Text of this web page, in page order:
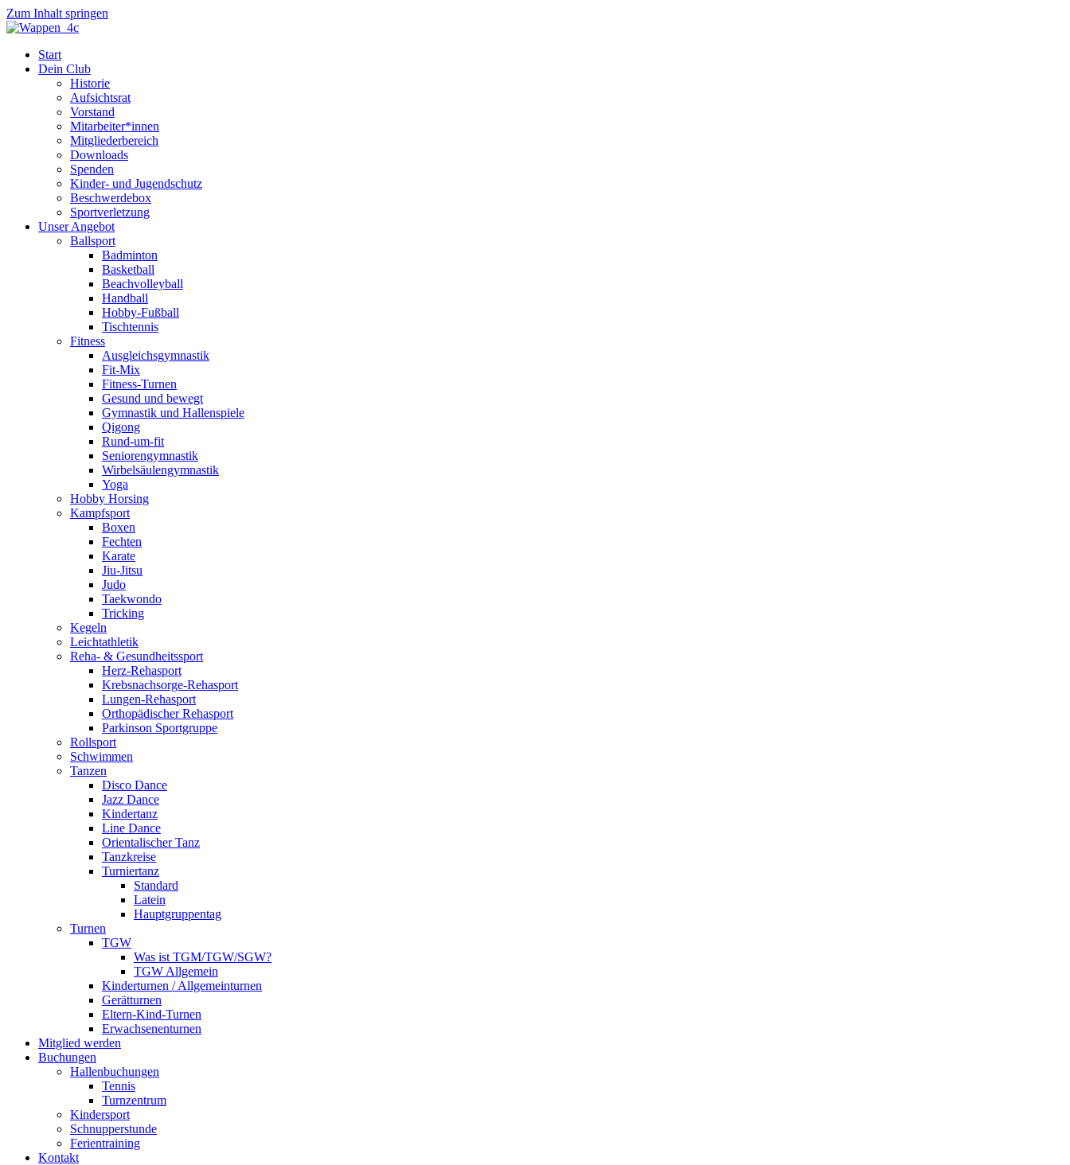
Zum Inhalt springen
Start
Dein Club
Historie
Aufsichtsrat
Vorstand
Mitarbeiter*innen
Mitgliederbereich
Downloads
Spenden
Kinder- und Jugendschutz
Beschwerdebox
Sportverletzung
Unser Angebot
Ballsport
Badminton
Basketball
Beachvolleyball
Handball
Hobby-Fußball
Tischtennis
Fitness
Ausgleichsgymnastik
Fit-Mix
Fitness-Turnen
Gesund und bewegt
Gymnastik und Hallenspiele
Qigong
Rund-um-fit
Seniorengymnastik
Wirbelsäulengymnastik
Yoga
Hobby Horsing
Kampfsport
Boxen
Fechten
Karate
Jiu-Jitsu
Judo
Taekwondo
Tricking
Kegeln
Leichtathletik
Reha- & Gesundheitssport
Herz-Rehasport
Krebsnachsorge-Rehasport
Lungen-Rehasport
Orthopädischer Rehasport
Parkinson Sportgruppe
Rollsport
Schwimmen
Tanzen
Disco Dance
Jazz Dance
Kindertanz
Line Dance
Orientalischer Tanz
Tanzkreise
Turniertanz
Standard
Latein
Hauptgruppentag
Turnen
TGW
Was ist TGM/TGW/SGW?
TGW Allgemein
Kinderturnen / Allgemeinturnen
Gerätturnen
Eltern-Kind-Turnen
Erwachsenenturnen
Mitglied werden
Buchungen
Hallenbuchungen
Tennis
Turnzentrum
Kindersport
Schnupperstunde
Ferientraining
Kontakt